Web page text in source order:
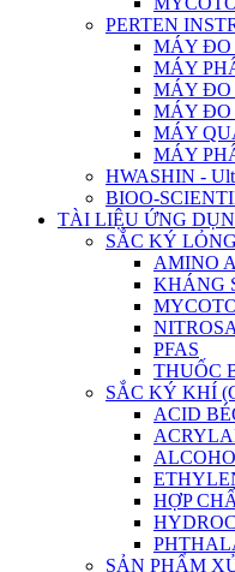
PERTEN
MÁY ĐO
MÁY
MÁY
MÁY ĐO
MÁY
MÁY
HWASHIN -
BIOO-
TÀI LIỆU ỨNG
SẮC KÝ
AMINO
KHÁNG
PFAS
THUỐC
SẮC KÝ KHÍ
ACID
HỢP
SẢN PHẨM